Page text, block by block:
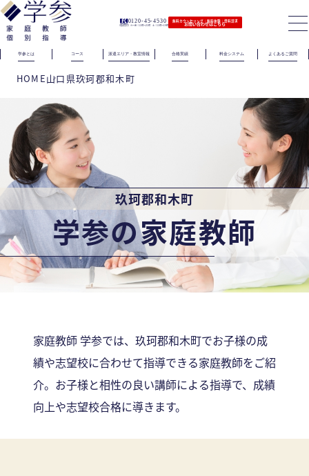
0120-45-4530
（電話受付）火〜金｜11時〜21時 土｜11時〜19時
無料カウンセリング｜無料体験｜資料請求
お問い合わせはこちら
学参とは コース 派遣エリア・教室情報 合格実績 料金システム よくあるご質問
HOME山口県玖珂郡和木町
玖珂郡和木町
学参の家庭教師
家庭教師 学参では、玖珂郡和木町でお子様の成
績や志望校に合わせて指導できる家庭教師をご紹
介。お子様と相性の良い講師による指導で、成績
向上や志望校合格に導きます。